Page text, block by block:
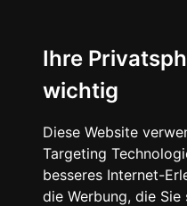
Ihre
wichtig
Diese Website
Targeting
besseres Internet-
die Werbung, die Sie